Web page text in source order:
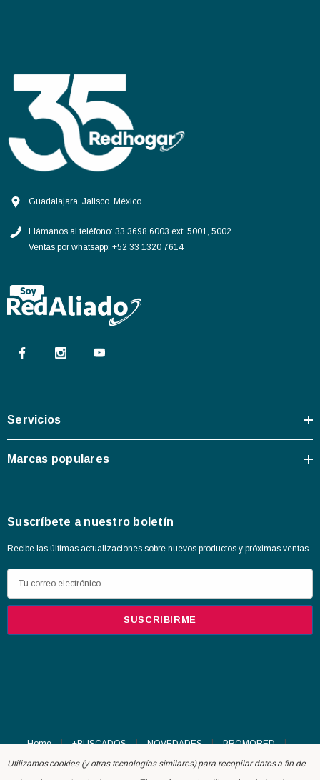
Guadalajara, Jalisco. México
Llámanos al teléfono: 33 3698 6003 ext: 5001, 5002
Ventas por whatsapp: +52 33 1320 7614
Servicios
Marcas populares
Suscríbete a nuestro boletín
Recibe las últimas actualizaciones sobre nuevos productos y próximas ventas.
i
e
Home +BUSCADOS NOVEDADES
PROMORED
Red News
Utilizamos cookies (y otras tecnologías similares) para recopilar datos a fin de